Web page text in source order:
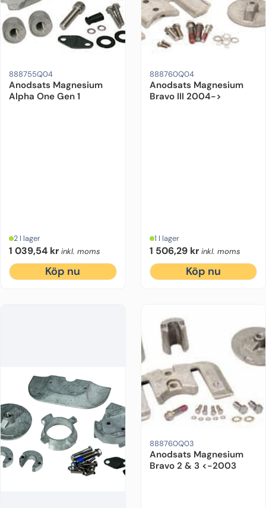
888755Q04
Anodsats Magnesium
Alpha One Gen 1
2 I lager
1 039,54 kr inkl. moms
Köp nu
888760Q04
Anodsats Magnesium
Bravo III 2004->
1 I lager
1 506,29 kr inkl. moms
Köp nu
888760Q03
Anodsats Magnesium
Bravo 2 & 3 <-2003